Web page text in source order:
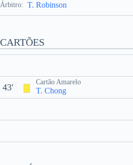
Árbitro: T. Robinson
CARTÕES
Cartão Amarelo
T. Chong
43'